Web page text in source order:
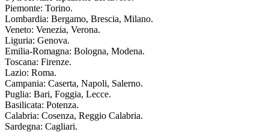
Piemonte: Torino.
Lombardia: Bergamo, Brescia, Milano.
Veneto: Venezia, Verona.
Liguria: Genova.
Emilia-Romagna: Bologna, Modena.
Toscana: Firenze.
Lazio: Roma.
Campania: Caserta, Napoli, Salerno.
Puglia: Bari, Foggia, Lecce.
Basilicata: Potenza.
Calabria: Cosenza, Reggio Calabria.
Sardegna: Cagliari.